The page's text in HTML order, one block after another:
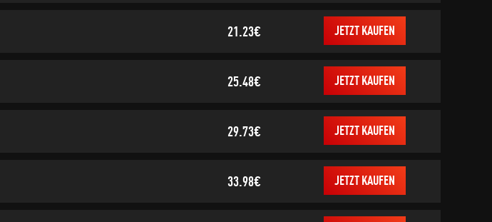
21.23€ JETZT KAUFEN
25.48€ JETZT KAUFEN
29.73€ JETZT KAUFEN
33.98€ JETZT KAUFEN